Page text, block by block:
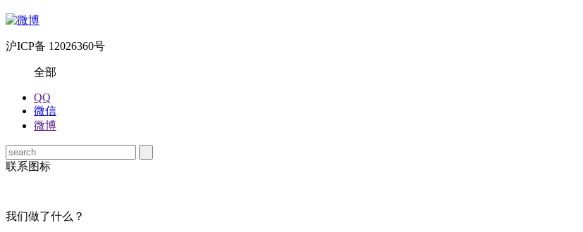
沪ICP备 12026360号
全部
QQ
微信
微博
联系图标
我们做了什么？